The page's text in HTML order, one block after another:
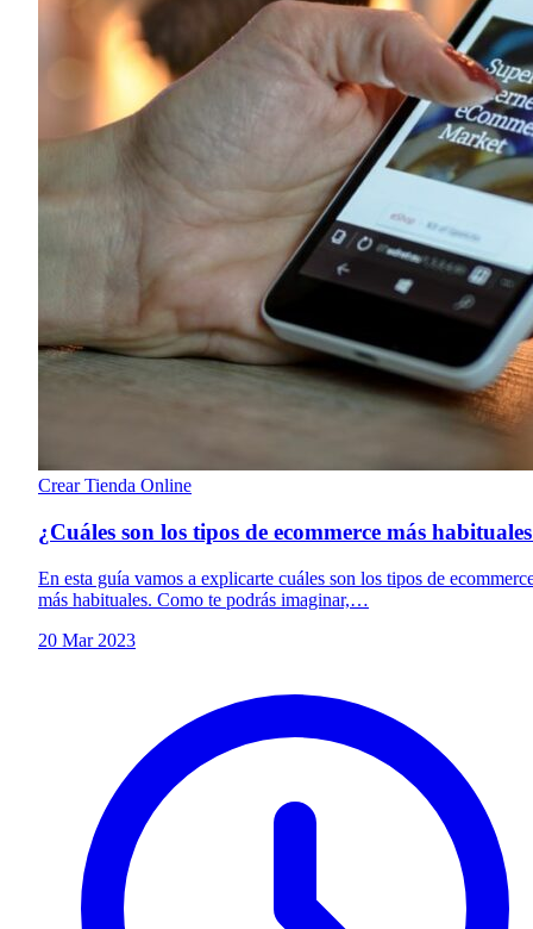
Crear Tienda Online
¿Cuáles son los tipos de ecommerce más
En esta guía vamos a explicarte cuáles son los tipos de
más habituales. Como te podrás imaginar,…
20 Mar 2023